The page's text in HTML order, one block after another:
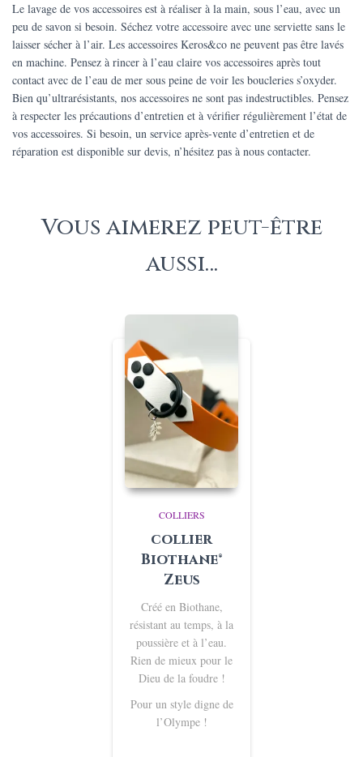
Le lavage de vos accessoires est à réaliser à la main, sous l’eau, avec un
peu de savon si besoin. Séchez votre accessoire avec une serviette sans le
laisser sécher à l’air. Les accessoires Keros&co ne peuvent pas être lavés
en machine. Pensez à rincer à l’eau claire vos accessoires après tout
contact avec de l’eau de mer sous peine de voir les boucleries s’oxyder.
Bien qu’ultrarésistants, nos accessoires ne sont pas indestructibles. Pensez
à respecter les précautions d’entretien et à vérifier régulièrement l’état de
vos accessoires. Si besoin, un service après-vente d’entretien et de
réparation est disponible sur devis, n’hésitez pas à nous contacter.
Vous aimerez peut-être
aussi…
COLLIERS
collier
Biothane®
Zeus
Créé en Biothane,
résistant au temps, à la
poussière et à l’eau.
Rien de mieux pour le
Dieu de la foudre !
Pour un style digne de
l’Olympe !